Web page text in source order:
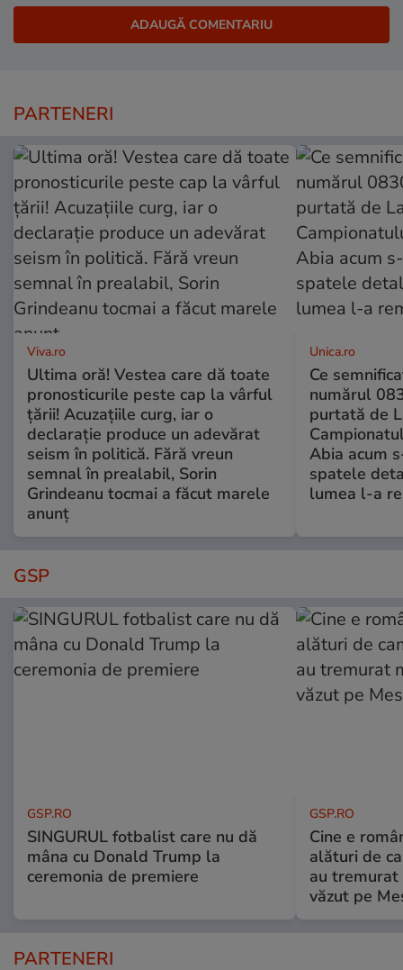
PARTENERI
Viva.ro
Ultima oră! Vestea care dă toate
pronosticurile peste cap la vârful
țării! Acuzațiile curg, iar o
declarație produce un adevărat
seism în politică. Fără vreun
semnal în prealabil, Sorin
Grindeanu tocmai a făcut marele
anunț
Unica.ro
Ce
numărul
purtată de
Abia acum
spatele
lumea l-a
GSP
GSP.RO
SINGURUL fotbalist care nu dă
mâna cu Donald Trump la
ceremonia de premiere
GSP.RO
Cine e
alături de
au
văzut pe
PARTENERI